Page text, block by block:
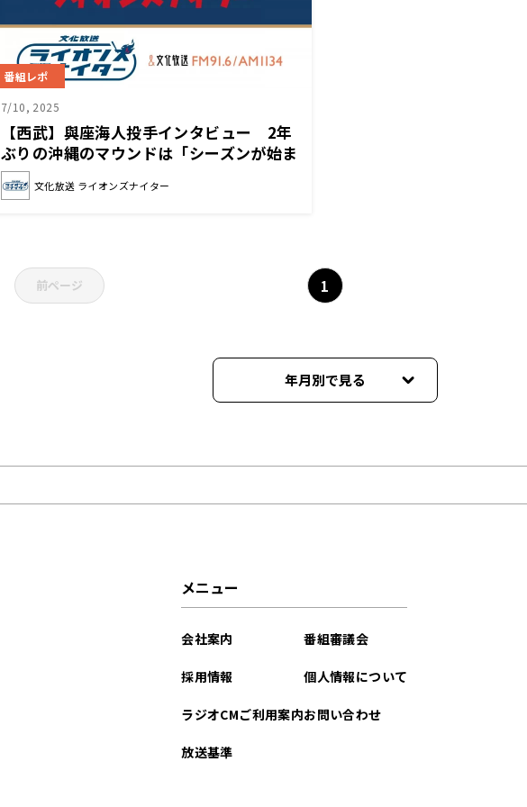
番組レポ
7/10, 2025
【西武】與座海人投手インタビュー 2年
ぶりの沖縄のマウンドは「シーズンが始ま
る前からこの日を楽しみにしていた」
文化放送 ライオンズナイター
前ページ 1
年月別で見る
2022年09月
2022年08月
メニュー
会社案内
採用情報
ラジオCMご利用案内
放送基準
番組審議会
個人情報について
お問い合わせ